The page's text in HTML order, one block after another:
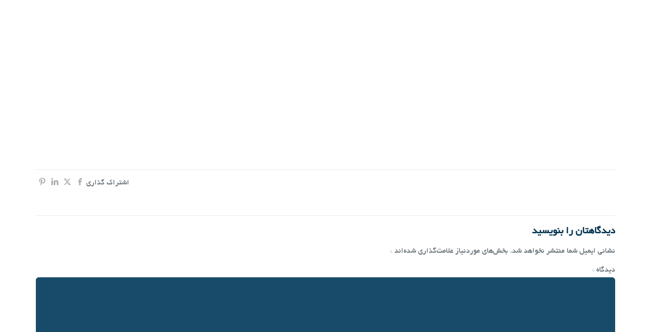
اشتراک گذاری
دیدگاهتان را بنویسید
نشانی ایمیل شما منتشر نخواهد شد. بخش‌های موردنیاز علامت‌گذاری شده‌اند *
دیدگاه *